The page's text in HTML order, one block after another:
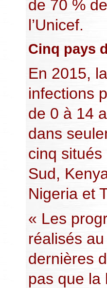
de 70 %
l’Unicef.
Cinq pays
En 2015,
infections
de 0 à 14
dans
cinq situés
Sud,
Nigeria et
« Les
réalisés
dernières
pas que la